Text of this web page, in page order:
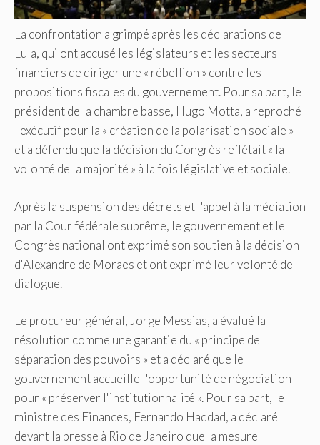
La confrontation a grimpé après les déclarations de
Lula, qui ont accusé les législateurs et les secteurs
financiers de diriger une « rébellion » contre les
propositions fiscales du gouvernement. Pour sa part, le
président de la chambre basse, Hugo Motta, a reproché
l'exécutif pour la « création de la polarisation sociale »
et a défendu que la décision du Congrès reflétait « la
volonté de la majorité » à la fois législative et sociale.
Après la suspension des décrets et l'appel à la médiation
par la Cour fédérale suprême, le gouvernement et le
Congrès national ont exprimé son soutien à la décision
d'Alexandre de Moraes et ont exprimé leur volonté de
dialogue.
Le procureur général, Jorge Messias, a évalué la
résolution comme une garantie du « principe de
séparation des pouvoirs » et a déclaré que le
gouvernement accueille l'opportunité de négociation
pour « préserver l'institutionnalité ». Pour sa part, le
ministre des Finances, Fernando Haddad, a déclaré
devant la presse à Rio de Janeiro que la mesure